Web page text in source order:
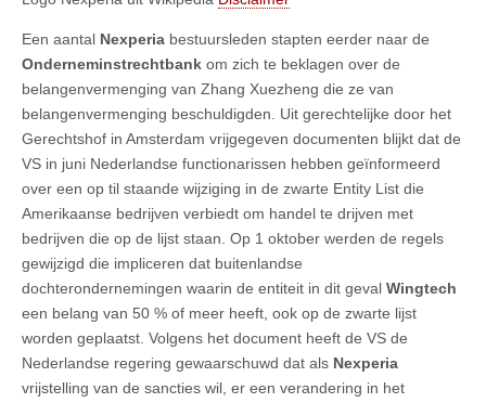
Een aantal Nexperia bestuursleden stapten eerder naar de
Onderneminstrechtbank om zich te beklagen over de
belangenvermenging van Zhang Xuezheng die ze van
belangenvermenging beschuldigden. Uit gerechtelijke door het
Gerechtshof in Amsterdam vrijgegeven documenten blijkt dat de
VS in juni Nederlandse functionarissen hebben geïnformeerd
over een op til staande wijziging in de zwarte Entity List die
Amerikaanse bedrijven verbiedt om handel te drijven met
bedrijven die op de lijst staan. Op 1 oktober werden de regels
gewijzigd die impliceren dat buitenlandse
dochterondernemingen waarin de entiteit in dit geval Wingtech
een belang van 50 % of meer heeft, ook op de zwarte lijst
worden geplaatst. Volgens het document heeft de VS de
Nederlandse regering gewaarschuwd dat als Nexperia
vrijstelling van de sancties wil, er een verandering in het